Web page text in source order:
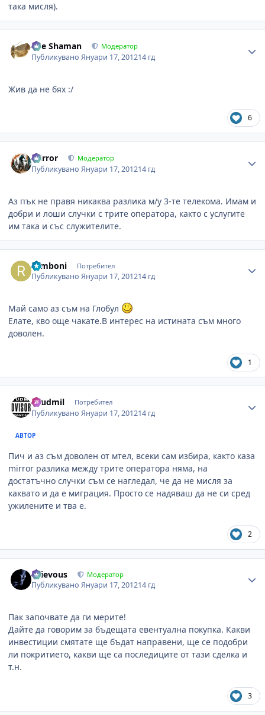
така мисля).
The Shaman Модератор
ПубликуваноЯнуари 17, 201214 гд
Жив да не бях :/
6
mirror Модератор
ПубликуваноЯнуари 17, 201214 гд
Аз пък не правя никаква разлика м/у 3-те телекома. Имам и
добри и лоши случки с трите оператора, както с услугите
им така и със служителите.
rumboni Потребител
ПубликуваноЯнуари 17, 201214 гд
Май само аз съм на Глобул
Елате, кво още чакате.В интерес на истината съм много
доволен.
1
Lyudmil Потребител
ПубликуваноЯнуари 17, 201214 гд
АВТОР
Пич и аз съм доволен от мтел, всеки сам избира, както каза
mirror разлика между трите оператора няма, на
достатъчно случки съм се нагледал, че да не мисля за
каквато и да е миграция. Просто се надяваш да не си сред
ужилените и тва е.
2
Grievous Модератор
ПубликуваноЯнуари 17, 201214 гд
Пак започвате да ги мерите!
Дайте да говорим за бъдещата евентуална покупка. Какви
инвестиции смятате ще бъдат направени, ще се подобри
ли покритието, какви ще са последиците от тази сделка и
т.н.
3